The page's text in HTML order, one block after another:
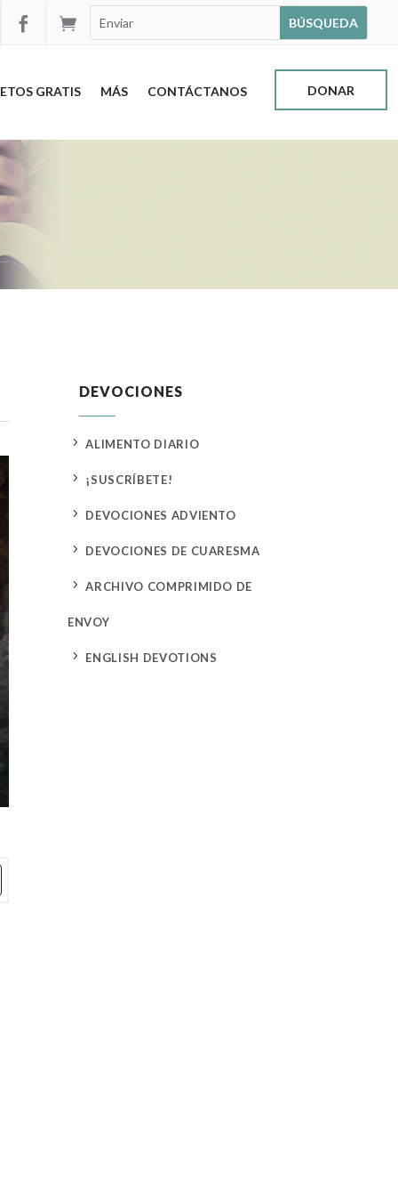


GRATIS MÁS CONTÁCTANOS DONAR
DEVOCIONES
5 ALIMENTO DIARIO
5 ¡SUSCRÍBETE!
5 DEVOCIONES ADVIENTO
5 DEVOCIONES DE CUARESMA
5 ARCHIVO COMPRIMIDO DE
ENVOY
5 ENGLISH DEVOTIONS